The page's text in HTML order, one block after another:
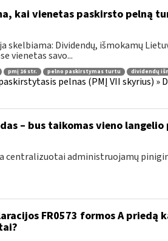
kai vienetas paskirsto pelną
skelbiama: Dividendų, išmokamų
vienetas savo...
pmį 16 str. pelno paskirstymas turtu dividendų
pelnas (PMĮ VII skyrius) »
– bus taikomas vieno
centralizuotai administruojamų
FR0573 formos A priedą